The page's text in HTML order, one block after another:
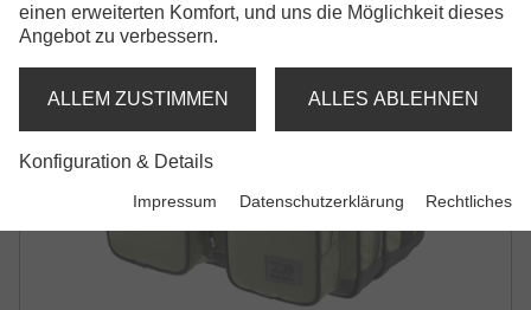
einen erweiterten Komfort, und uns die Möglichkeit dieses
Angebot zu verbessern.
ALLEM ZUSTIMMEN ALLES ABLEHNEN
Konfiguration & Details
Impressum Datenschutzerklärung Rechtliches